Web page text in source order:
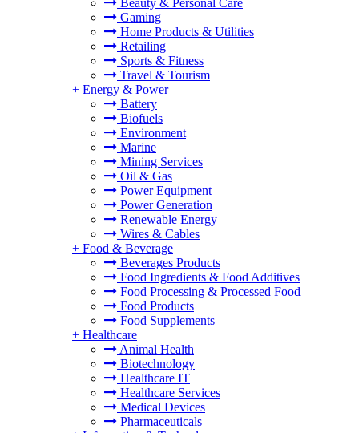
Beauty & Personal Care
Gaming
Home Products & Utilities
Retailing
Sports & Fitness
Travel & Tourism
+ Energy & Power
Battery
Biofuels
Environment
Marine
Mining Services
Oil & Gas
Power Equipment
Power Generation
Renewable Energy
Wires & Cables
+ Food & Beverage
Beverages Products
Food Ingredients & Food Additives
Food Processing & Processed Food
Food Products
Food Supplements
+ Healthcare
Animal Health
Biotechnology
Healthcare IT
Healthcare Services
Medical Devices
Pharmaceuticals